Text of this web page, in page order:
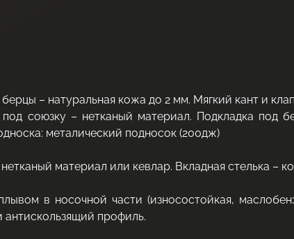
берцы – натуральная кожа до 2 мм. Мягкий кант и
союзку – нетканый материал. Подкладка под
металический подносок (200дж)
нетканый материал или кевлар. Вкладная стелька –
в носочной части (износостойкая,
антискользящий профиль.